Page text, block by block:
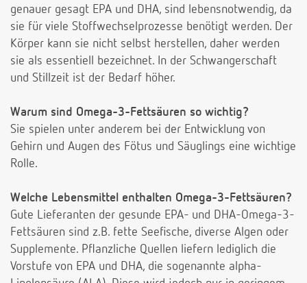
genauer gesagt EPA und DHA, sind lebensnotwendig, da
sie für viele Stoffwechselprozesse benötigt werden. Der
Körper kann sie nicht selbst herstellen, daher werden
sie als essentiell bezeichnet. In der Schwangerschaft
und Stillzeit ist der Bedarf höher.
Warum sind Omega-3-Fettsäuren so wichtig?
Sie spielen unter anderem bei der Entwicklung von
Gehirn und Augen des Fötus und Säuglings eine wichtige
Rolle.
Welche Lebensmittel enthalten Omega-3-Fettsäuren?
Gute Lieferanten der gesunde EPA- und DHA-Omega-3-
Fettsäuren sind z.B. fette Seefische, diverse Algen oder
Supplemente. Pflanzliche Quellen liefern lediglich die
Vorstufe von EPA und DHA, die sogenannte alpha-